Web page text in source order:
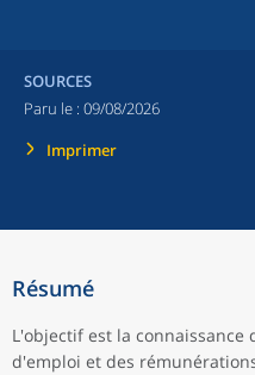
SOURCES
Paru le : 09/08/2026
Imprimer
Résumé
L'objectif est la connaissance
d'emploi et des